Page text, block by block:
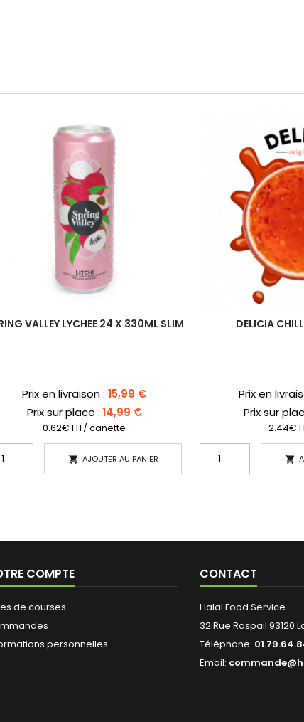
VALLEY LYCHEE 24 X 330ML SLIM
Prix
Prix en livraison : 15,99 €
Prix sur place :14,99 €
0.62€ HT/ canette
 AJOUTER AU PANIER
DELICIA
Prix
Prix en
Prix sur
2.44€

COMPTE
de courses
personnelles
CONTACT
Halal Food Service
32 Rue Raspail 93120
Téléphone:
Email: